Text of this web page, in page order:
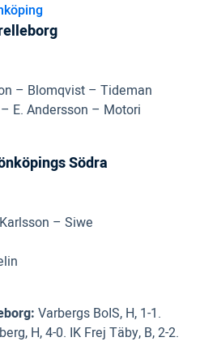
– Blomqvist – Tideman
E. Andersson – Motori
Södra
– Siwe
Varbergs BoIS, H, 1-1.
H, 4-0. IK Frej Täby, B, 2-2.